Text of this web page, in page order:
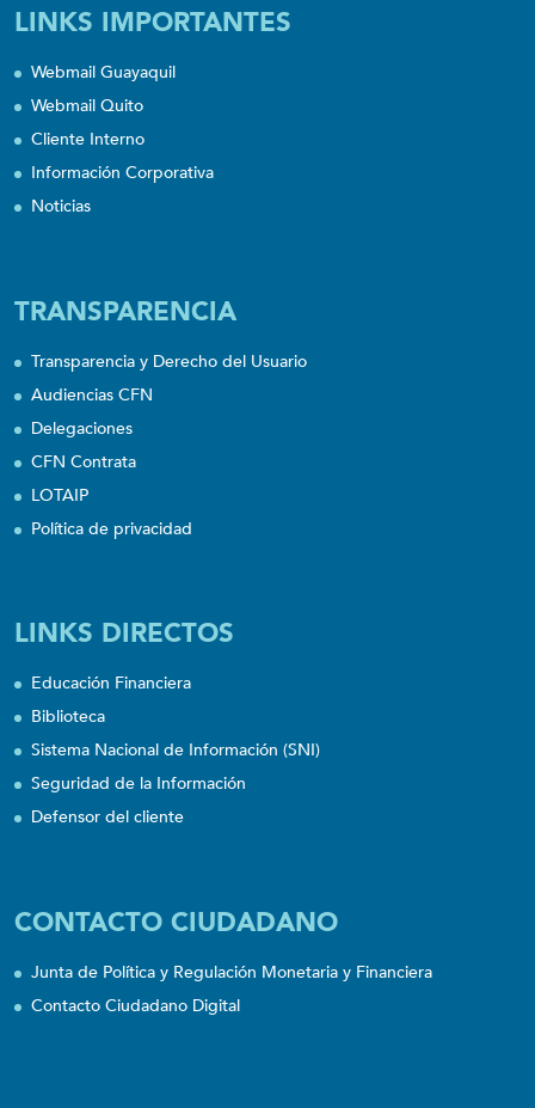
LINKS IMPORTANTES
Webmail Guayaquil
Webmail Quito
Cliente Interno
Información Corporativa
Noticias
TRANSPARENCIA
Transparencia y Derecho del Usuario
Audiencias CFN
Delegaciones
CFN Contrata
LOTAIP
Política de privacidad
LINKS DIRECTOS
Educación Financiera
Biblioteca
Sistema Nacional de Información (SNI)
Seguridad de la Información
Defensor del cliente
CONTACTO CIUDADANO
Junta de Política y Regulación Monetaria y Financiera
Contacto Ciudadano Digital